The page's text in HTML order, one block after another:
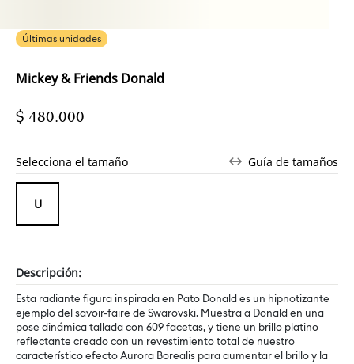
Últimas unidades
Mickey & Friends Donald
$ 480.000
Selecciona el tamaño Guía de tamaños
Descripción:
Esta radiante figura inspirada en Pato Donald es un hipnotizante
ejemplo del savoir-faire de Swarovski. Muestra a Donald en una
pose dinámica tallada con 609 facetas, y tiene un brillo platino
reflectante creado con un revestimiento total de nuestro
característico efecto Aurora Borealis para aumentar el brillo y la